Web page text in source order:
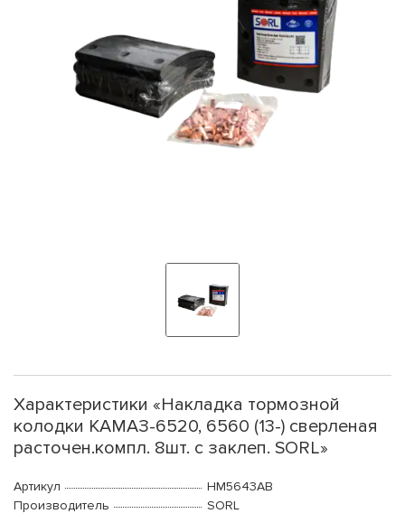
Характеристики «Накладка тормозной
колодки КАМАЗ-6520, 6560 (13-) сверленая
расточен.компл. 8шт. с заклеп. SORL»
Артикул
HM5643AB
Производитель
SORL